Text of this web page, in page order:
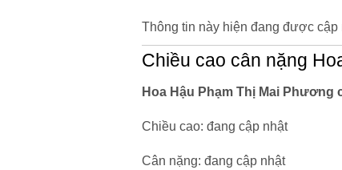
Thông tin này hiện đang được cập
Chiều cao cân nặng
Hoa Hậu Phạm Thị Mai
Chiều cao: đang cập nhật
Cân nặng: đang cập nhật